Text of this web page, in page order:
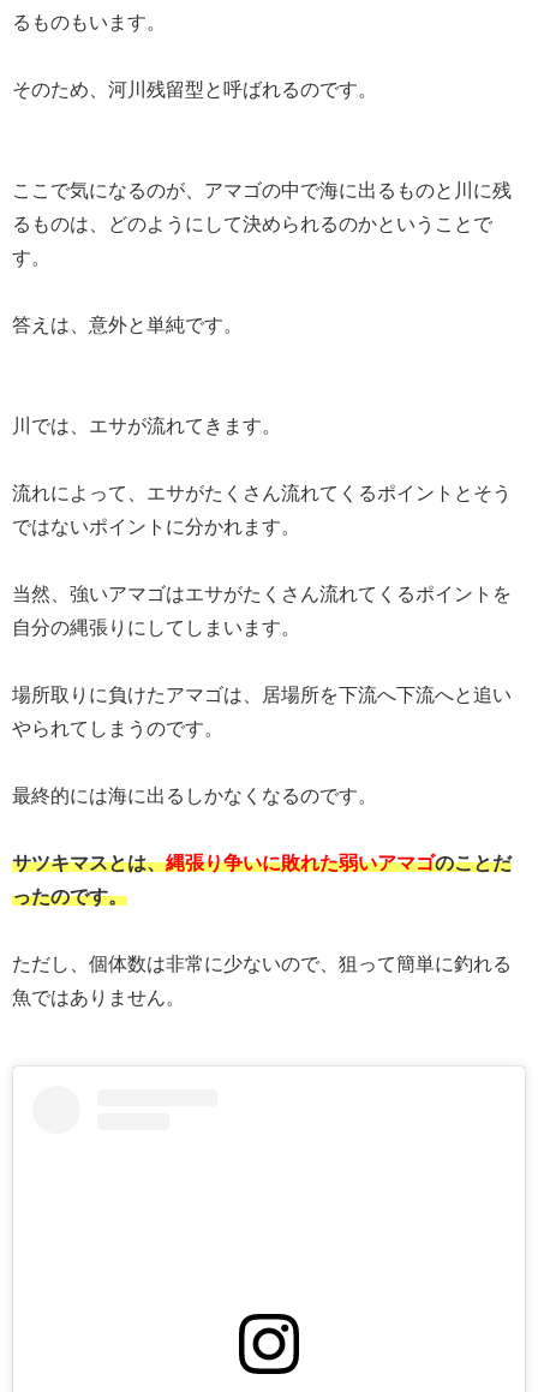
るものもいます。
そのため、河川残留型と呼ばれるのです。
ここで気になるのが、アマゴの中で海に出るものと川に残
るものは、どのようにして決められるのかということで
す。
答えは、意外と単純です。
川では、エサが流れてきます。
流れによって、エサがたくさん流れてくるポイントとそう
ではないポイントに分かれます。
当然、強いアマゴはエサがたくさん流れてくるポイントを
自分の縄張りにしてしまいます。
場所取りに負けたアマゴは、居場所を下流へ下流へと追い
やられてしまうのです。
最終的には海に出るしかなくなるのです。
サツキマスとは、縄張り争いに敗れた弱いアマゴのことだ
ったのです。
ただし、個体数は非常に少ないので、狙って簡単に釣れる
魚ではありません。